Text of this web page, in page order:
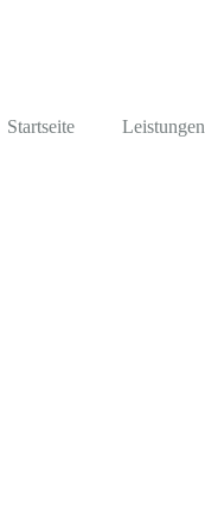
Startseite Leistungen